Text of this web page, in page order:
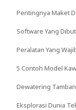
Pentingnya Maket
Software Yang
Peralatan Yang
5 Contoh Model
Dewatering
Eksplorasi Dunia